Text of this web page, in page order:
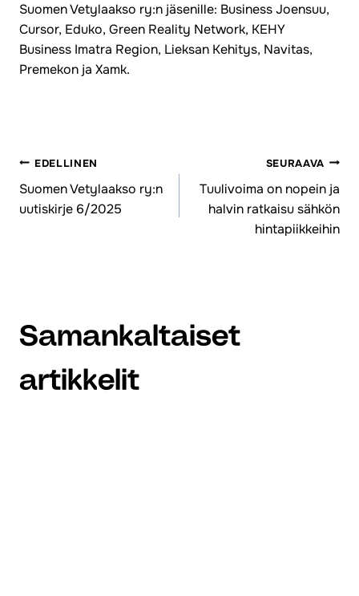
Suomen Vetylaakso ry:n jäsenille: Business Joensuu,
Cursor, Eduko, Green Reality Network, KEHY
Business Imatra Region, Lieksan Kehitys, Navitas,
Premekon ja Xamk.
Artikkelien
selaus
EDELLINEN
Suomen Vetylaakso ry:n
uutiskirje 6/2025
SEURAAVA
Tuulivoima on nopein ja
halvin ratkaisu sähkön
hintapiikkeihin
Samankaltaiset
artikkelit